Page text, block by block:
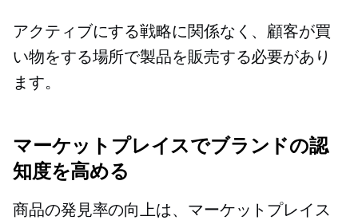
アクティブにする戦略に関係なく、顧客が買
い物をする場所で製品を販売する必要があり
ます。
マーケットプレイスでブランドの認
知度を高める
商品の発見率の向上は、マーケットプレイス